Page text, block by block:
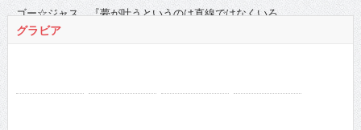
2025:01 02 03 04 05 06
07